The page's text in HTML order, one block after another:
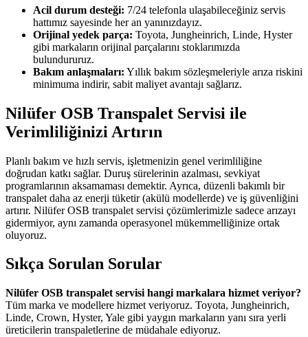
Acil durum desteği: 7/24 telefonla ulaşabileceğiniz servis
hattımız sayesinde her an yanınızdayız.
Orijinal yedek parça: Toyota, Jungheinrich, Linde, Hyster
gibi markaların orijinal parçalarını stoklarımızda
bulundururuz.
Bakım anlaşmaları: Yıllık bakım sözleşmeleriyle arıza riskini
minimuma indirir, sabit maliyet avantajı sağlarız.
Nilüfer OSB Transpalet Servisi ile
Verimliliğinizi Artırın
Planlı bakım ve hızlı servis, işletmenizin genel verimliliğine
doğrudan katkı sağlar. Duruş sürelerinin azalması, sevkiyat
programlarının aksamaması demektir. Ayrıca, düzenli bakımlı bir
transpalet daha az enerji tüketir (akülü modellerde) ve iş güvenliğini
artırır. Nilüfer OSB transpalet servisi çözümlerimizle sadece arızayı
gidermiyor, aynı zamanda operasyonel mükemmelliğinize ortak
oluyoruz.
Sıkça Sorulan Sorular
Nilüfer OSB transpalet servisi hangi markalara hizmet veriyor?
Tüm marka ve modellere hizmet veriyoruz. Toyota, Jungheinrich,
Linde, Crown, Hyster, Yale gibi yaygın markaların yanı sıra yerli
üreticilerin transpaletlerine de müdahale ediyoruz.